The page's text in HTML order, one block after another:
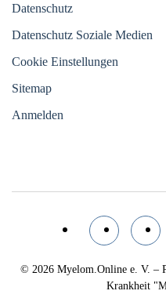
Datenschutz
Datenschutz Soziale Medien
Cookie Einstellungen
Sitemap
Anmelden
© 2026 Myelom.Online e. V. –
Krankheit